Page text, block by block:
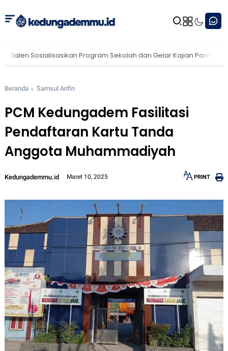
Program Sekolah dan Gelar Kajian Parenting untuk
Beranda Samsul Arifin
PCM Kedungadem Fasilitasi
Pendaftaran Kartu Tanda
Anggota Muhammadiyah
Kedungademmu.id Maret 10, 2025
12px
PRINT